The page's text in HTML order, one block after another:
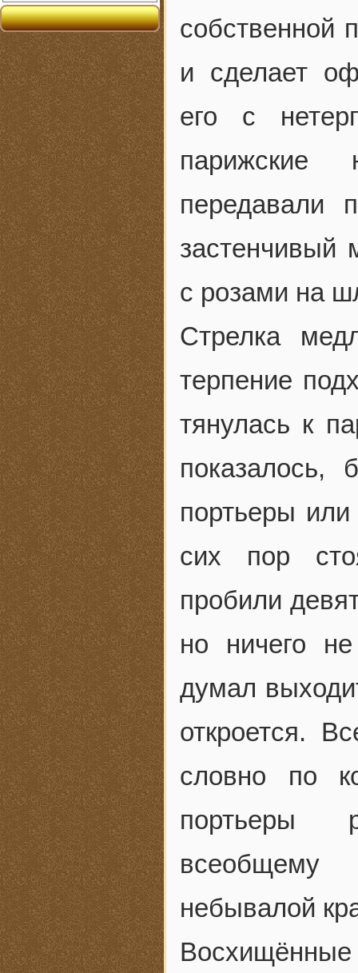
собственной
и сделает
его с
парижские
передавали
застенчивый
с розами на
Стрелка
терпение
тянулась к
показалось,
портьеры
сих пор
пробили
но ничего
думал
откроется.
словно по
портьеры
всеобщему
небывалой